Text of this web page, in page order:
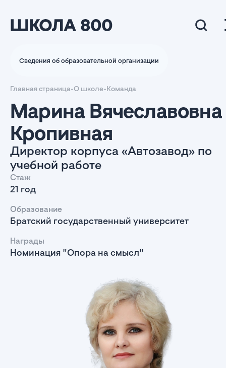
Сведения об образовательной организации
Главная страница-О школе-Команда
Марина Вячеславовна
Кропивная
Директор корпуса «Автозавод» по
учебной работе
Стаж
21 год
Образование
Братский государственный университет
Награды
Номинация "Опора на смысл"